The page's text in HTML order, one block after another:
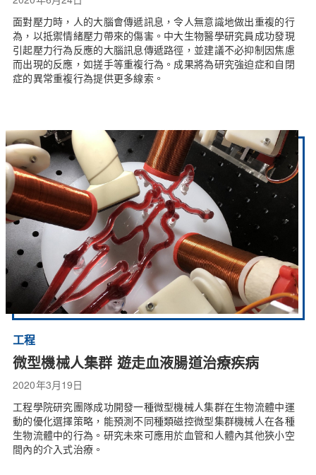
面對壓力時，人的大腦會傳遞訊息，令人無意識地做出重複的行
為，以抵禦情緒壓力帶來的傷害。中大生物醫學研究員成功發現
引起壓力行為反應的大腦訊息傳遞路徑，並建議不必抑制因焦慮
而出現的反應，如搓手等重複行為。成果將為研究強迫症和自閉
症的異常重複行為提供更多線索。
工程
微型機械人集群 遊走血液腸道治療疾病
2020年3月19日
工程學院研究團隊成功開發一種微型機械人集群在生物流體中運
動的優化選擇策略，能預測不同種類磁控微型集群機械人在各種
生物流體中的行為。研究未來可應用於血管和人體內其他狹小空
間內的介入式治療。